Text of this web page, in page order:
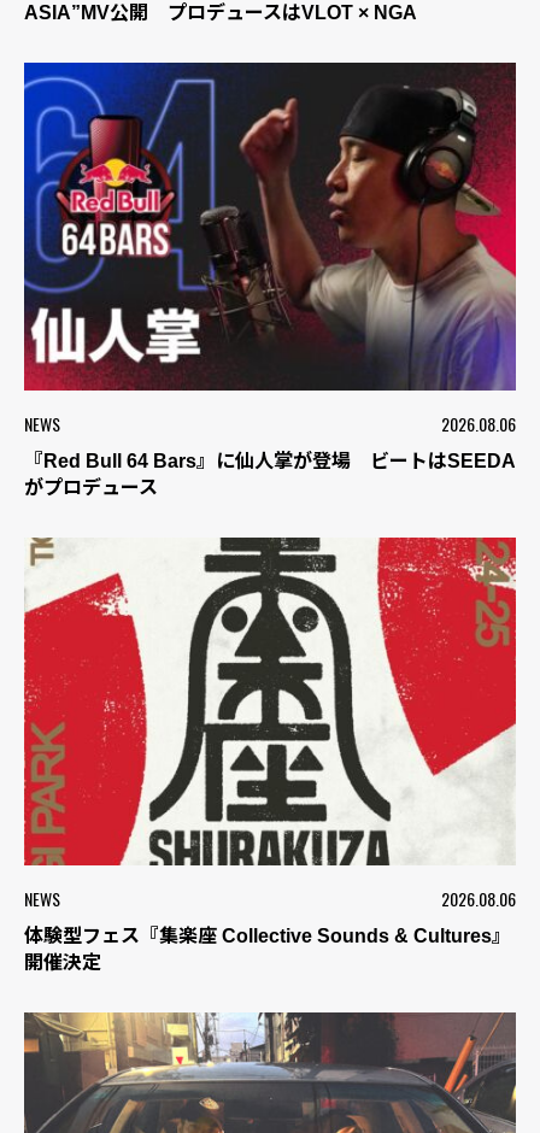
ASIA”MV公開 プロデュースはVLOT × NGA
NEWS 2026.08.06
『Red Bull 64 Bars』に仙人掌が登場 ビートはSEEDA
がプロデュース
NEWS 2026.08.06
体験型フェス『集楽座 Collective Sounds & Cultures』
開催決定